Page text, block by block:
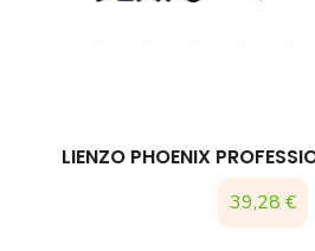
LIENZO PHOENIX
39,28 €